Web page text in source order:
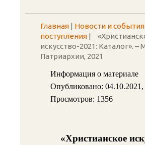
Главная | Новости и события
поступления |
искусство-2021: Каталог». –
Патриархии, 2021
Информация о материале
Опубликовано: 04.10.2021,
Просмотров: 1356
«Христианское